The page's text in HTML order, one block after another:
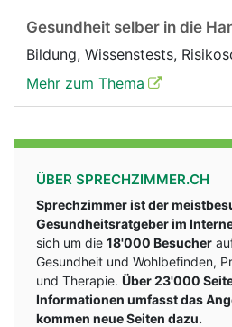
Gesundheit selber in die
Bildung, Wissenstests,
Mehr zum Thema
ÜBER SPRECHZIMMER.CH
Sprechzimmer ist der
Gesundheitsratgeber im
sich um die 18'000 Besucher
Gesundheit und Wohlbefinden,
und Therapie. Über 23'000
Informationen umfasst das
kommen neue Seiten dazu.